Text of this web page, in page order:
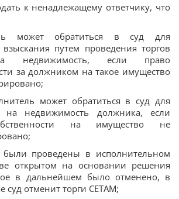
к ненадлежащему ответчику, что
может обратиться в суд для
путем проведения торгов
недвижимость, если право
за должником на такое имущество
может обратиться в суд для
на недвижимость должника, если
на имущество не
были проведены в исполнительном
открытом на основании решения
в дальнейшем было отменено, в
суд отменит торги СЕТАМ;